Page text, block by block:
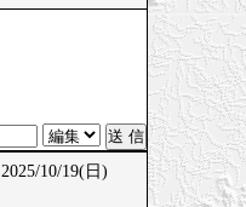
10/19(日)